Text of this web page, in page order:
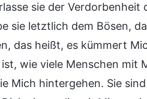
sie der
sie letztlich dem Bösen,
das heißt, es kümmert
wie viele Menschen mit
Mich hintergehen. Sie